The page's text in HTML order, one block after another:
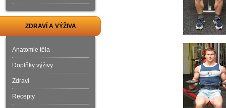
ZDRAVÍ A VÝŽIVA
Anatomie těla
Doplňky výživy
Zdraví
Recepty